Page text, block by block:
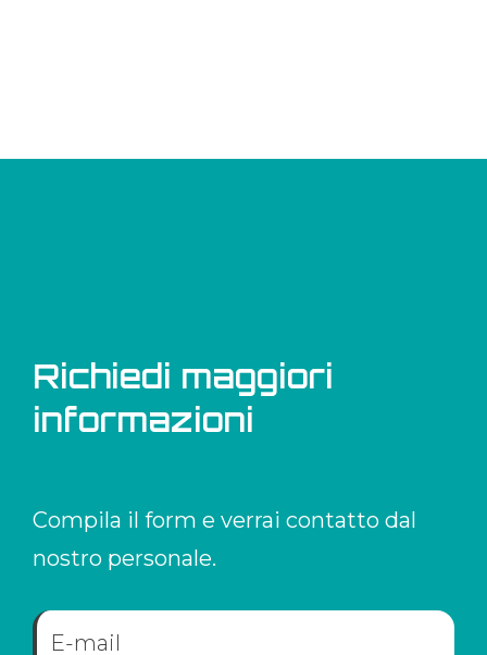
Richiedi maggiori
informazioni
Compila il form e verrai contatto dal
nostro personale.